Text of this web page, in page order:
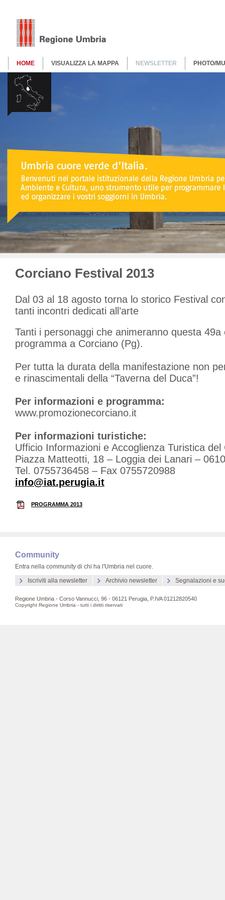
HOME VISUALIZZA LA MAPPA NEWSLETTER PHOTO/
Corciano Festival 2013
Dal 03 al 18 agosto torna lo storico Festival
tanti incontri dedicati all’arte
Tanti i personaggi che animeranno questa
programma a Corciano (Pg).
Per tutta la durata della manifestazione non
e rinascimentali della “Taverna del Duca”!
Per informazioni e programma:
www.promozionecorciano.it
Per informazioni turistiche:
Ufficio Informazioni e Accoglienza Turistica
Piazza Matteotti, 18 – Loggia dei Lanari –
Tel. 0755736458 – Fax 0755720988
info@iat.perugia.it
PROGRAMMA 2013
Community
Entra nella community di chi ha l'Umbria nel cuore.
Iscriviti alla newsletter
Archivio newsletter Segnalazioni e
Regione Umbria - Corso Vannucci, 96 - 06121 Perugia, P.IVA 01212820540
Copyright Regione Umbria - tutti i diritti riservati